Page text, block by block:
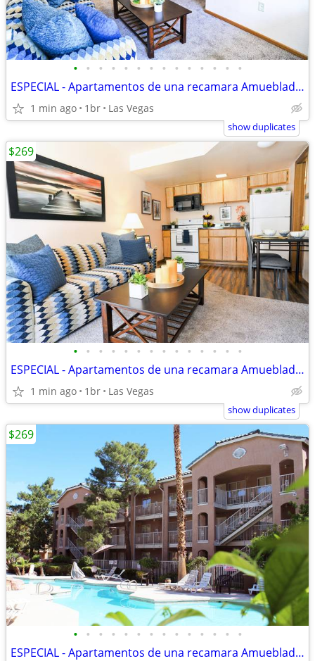
• • • • • • • • • • • • • •
ESPECIAL - Apartamentos de una recamara Amueblado $269 Semanal
1 min ago 1br Las Vegas
show duplicates
• • • • • • • • • • • • • •
ESPECIAL - Apartamentos de una recamara Amueblado $269 Semanal
1 min ago 1br Las Vegas
$269
show duplicates
• • • • • • • • • • • • • •
ESPECIAL - Apartamentos de una recamara Amueblado $269 Semanal
$269